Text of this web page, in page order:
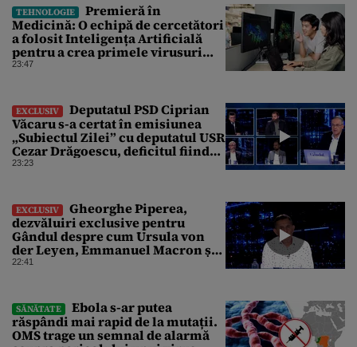
TEHNOLOGIE
Premieră în
Medicină: O echipă de cercetători
a folosit Inteligența Artificială
pentru a crea primele virusuri
sintetice la tratarea de E.coli
23:47
EXCLUSIV
Deputatul PSD Ciprian
Văcaru s-a certat în emisiunea
„Subiectul Zilei” cu deputatul USR
Cezar Drăgoescu, deficitul fiind
motivul scandalului
23:23
EXCLUSIV
Gheorghe Piperea,
dezvăluiri exclusive pentru
Gândul despre cum Ursula von
der Leyen, Emmanuel Macron și
Zelenski plănuiesc pe Signal să îl
22:41
SĂNĂTATE
Ebola s-ar putea
răspândi mai rapid de la mutații.
OMS trage un semnal de alarmă